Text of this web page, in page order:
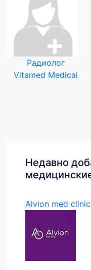
Радиолог
Vitamed Medical
Недавно
Alvion med clinic